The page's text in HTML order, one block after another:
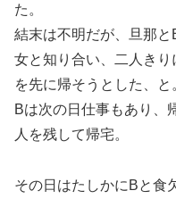
た。
結末は不明だが、旦那
女と知り合い、二人き
を先に帰そうとした、と
Bは次の日仕事もあり、
人を残して帰宅。
その日はたしかにBと食